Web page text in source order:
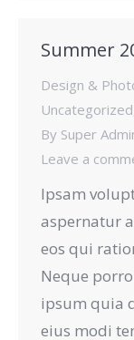
Summer
Design &
Uncategorized
By Super
Leave a
Ipsam
aspernatur
eos qui
Neque
ipsum quia
eius modi